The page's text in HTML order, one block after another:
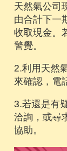
天然氣公司
由合計下一
收取現金。
警覺。
2.利用天然
來確認，電
3.若還是有
洽詢，或尋
協助。